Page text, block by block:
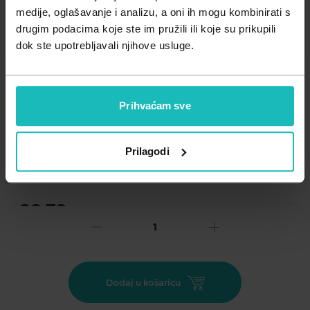
medije, oglašavanje i analizu, a oni ih mogu kombinirati s
drugim podacima koje ste im pružili ili koje su prikupili
dok ste upotrebljavali njihove usluge.
Prihvaćam sve
Prilagodi
Zdravlje muškarca
Zdravlje žene
Minerali
Probiotici i prebiotici
Važna obavijest prema Zakonu o zaštiti potrošača..
33,79
Bogato, hranjivo ulje argana namijenjeno za obnovu suhe i
oštećene kose.
Dodaj u košaricu